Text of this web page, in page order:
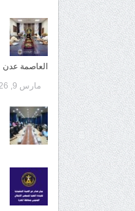
العاصمة عدن
مارس 9, 2026